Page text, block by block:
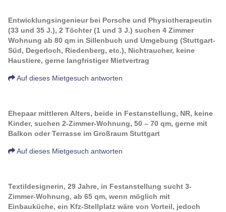
Entwicklungsingenieur bei Porsche und Physiotherapeutin
(33 und 35 J.), 2 Töchter (1 und 3 J.) suchen 4 Zimmer
Wohnung ab 80 qm in Sillenbuch und Umgebung (Stuttgart-
Süd, Degerloch, Riedenberg, etc.), Nichtraucher, keine
Haustiere, gerne langfristiger Mietvertrag
Auf dieses Mietgesuch antworten
Ehepaar mittleren Alters, beide in Festanstellung, NR, keine
Kinder, suchen 2-Zimmer-Wohnung, 50 – 70 qm, gerne mit
Balkon oder Terrasse im Großraum Stuttgart
Auf dieses Mietgesuch antworten
Textildesignerin, 29 Jahre, in Festanstellung sucht 3-
Zimmer-Wohnung, ab 65 qm, wenn möglich mit
Einbauküche, ein Kfz-Stellplatz wäre von Vorteil, jedoch